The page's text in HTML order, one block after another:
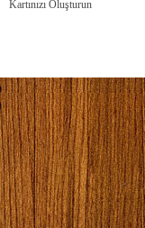
Kartınızı Oluşturun